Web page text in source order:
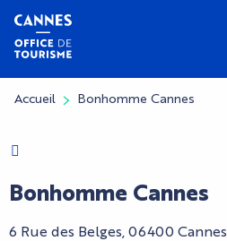
Aller
contenu
principal
Accueil Bonhomme Cannes
Bonhomme Cannes
Charte Bienvenue à Cannes
6 Rue des Belges, 06400 Cannes